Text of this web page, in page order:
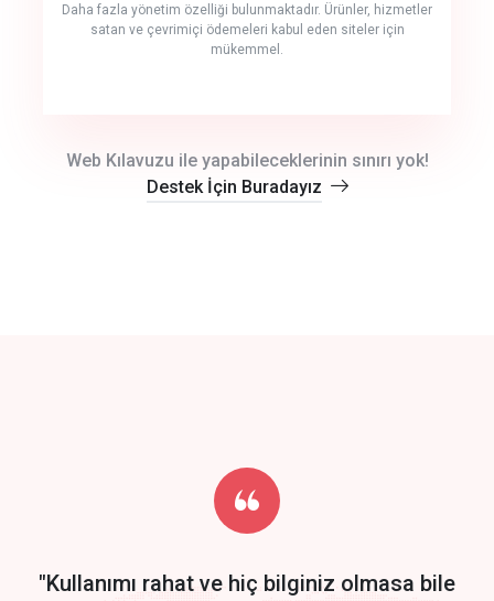
Daha fazla yönetim özelliği bulunmaktadır. Ürünler, hizmetler
satan ve çevrimiçi ödemeleri kabul eden siteler için
mükemmel.
Start by trying our service for 30 days free trial no credit card
required.
Web Kılavuzu ile yapabileceklerinin sınırı yok!
Destek İçin Buradayız
"Kullanımı rahat ve hiç bilginiz olmasa bile